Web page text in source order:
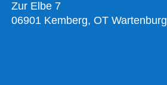
Zur Elbe 7
06901 Kemberg, OT Wartenburg